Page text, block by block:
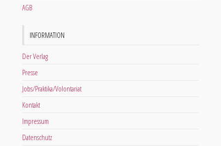
AGB
INFORMATION
Der Verlag
Presse
Jobs/Praktika/Volontariat
Kontakt
Impressum
Datenschutz